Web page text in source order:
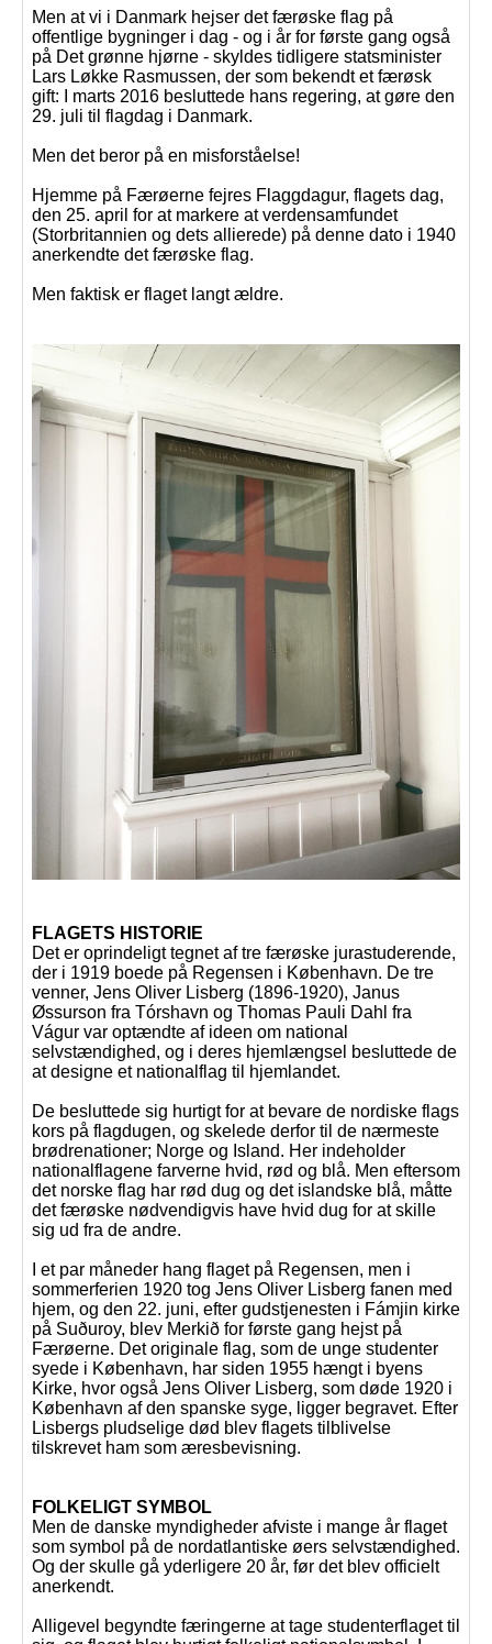
Men at vi i Danmark hejser det færøske flag på
offentlige bygninger i dag - og i år for første gang også
på Det grønne hjørne - skyldes tidligere statsminister
Lars Løkke Rasmussen, der som bekendt et færøsk
gift: I marts 2016 besluttede hans regering, at gøre den
29. juli til flagdag i Danmark.
Men det beror på en misforståelse!
Hjemme på Færøerne fejres Flaggdagur, flagets dag,
den 25. april for at markere at verdensamfundet
(Storbritannien og dets allierede) på denne dato i 1940
anerkendte det færøske flag.
Men faktisk er flaget langt ældre.
FLAGETS HISTORIE
Det er oprindeligt tegnet af tre færøske jurastuderende,
der i 1919 boede på Regensen i København. De tre
venner, Jens Oliver Lisberg (1896-1920), Janus
Øssurson fra Tórshavn og Thomas Pauli Dahl fra
Vágur var optændte af ideen om national
selvstændighed, og i deres hjemlængsel besluttede de
at designe et nationalflag til hjemlandet.
De besluttede sig hurtigt for at bevare de nordiske flags
kors på flagdugen, og skelede derfor til de nærmeste
brødrenationer; Norge og Island. Her indeholder
nationalflagene farverne hvid, rød og blå. Men eftersom
det norske flag har rød dug og det islandske blå, måtte
det færøske nødvendigvis have hvid dug for at skille
sig ud fra de andre.
I et par måneder hang flaget på Regensen, men i
sommerferien 1920 tog Jens Oliver Lisberg fanen med
hjem, og den 22. juni, efter gudstjenesten i Fámjin kirke
på Suðuroy, blev Merkið for første gang hejst på
Færøerne. Det originale flag, som de unge studenter
syede i København, har siden 1955 hængt i byens
Kirke, hvor også Jens Oliver Lisberg, som døde 1920 i
København af den spanske syge, ligger begravet. Efter
Lisbergs pludselige død blev flagets tilblivelse
tilskrevet ham som æresbevisning.
FOLKELIGT SYMBOL
Men de danske myndigheder afviste i mange år flaget
som symbol på de nordatlantiske øers selvstændighed.
Og der skulle gå yderligere 20 år, før det blev officielt
anerkendt.
Alligevel begyndte færingerne at tage studenterflaget til